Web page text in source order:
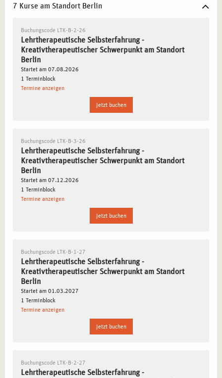
7 Kurse am Standort Berlin
Buchungscode LTK-B-2-26
Lehrtherapeutische Selbsterfahrung -
Kreativtherapeutischer Schwerpunkt am Standort
Berlin
Startet am 07.08.2026
1 Terminblock
Termine anzeigen
Jetzt buchen
Buchungscode LTK-B-3-26
Lehrtherapeutische Selbsterfahrung -
Kreativtherapeutischer Schwerpunkt am Standort
Berlin
Startet am 07.12.2026
1 Terminblock
Termine anzeigen
Jetzt buchen
Buchungscode LTK-B-1-27
Lehrtherapeutische Selbsterfahrung -
Kreativtherapeutischer Schwerpunkt am Standort
Berlin
Startet am 01.03.2027
1 Terminblock
Termine anzeigen
Jetzt buchen
Buchungscode LTK-B-2-27
Lehrtherapeutische Selbsterfahrung -